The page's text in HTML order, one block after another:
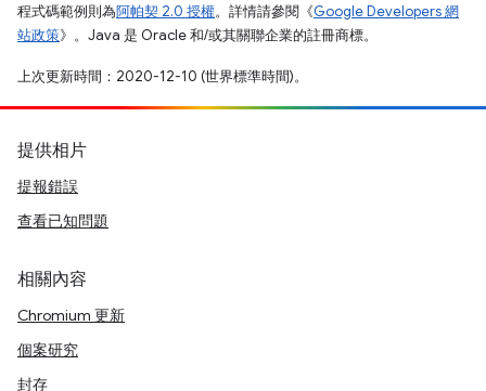
程式碼範例則為阿帕契 2.0 授權。詳情請參閱《Google Developers 網
站政策》。Java 是 Oracle 和/或其關聯企業的註冊商標。
上次更新時間：2020-12-10 (世界標準時間)。
提供相片
提報錯誤
查看已知問題
相關內容
Chromium 更新
個案研究
封存